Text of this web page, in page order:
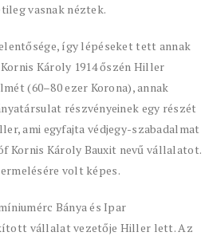
vasnak néztek.
így lépéseket tett annak
Károly 1914 őszén Hiller
(60–80 ezer Korona), annak
részvényeinek egy részét
ami egyfajta védjegy-szabadalmat
Kornis Károly Bauxit nevű vállalatot.
volt képes.
Bánya és Ipar
vállalat vezetője Hiller lett. Az